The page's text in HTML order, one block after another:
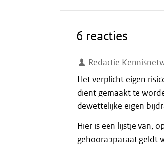
6 reacties
Redactie
Het verplicht eigen
dient gemaakt te
dewettelijke eigen
Hier is een lijstje van,
gehoorapparaat geldt